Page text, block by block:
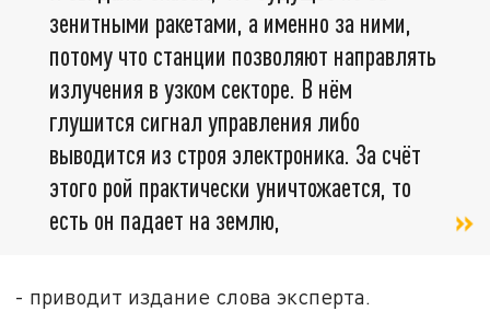
зенитными ракетами, а именно за ними,
потому что станции позволяют направлять
излучения в узком секторе. В нём
глушится сигнал управления либо
выводится из строя электроника. За счёт
этого рой практически уничтожается, то
есть он падает на землю,
- приводит издание слова эксперта.